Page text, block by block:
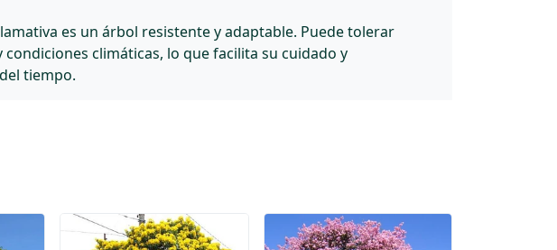
es un árbol resistente y adaptable. Puede tolerar
climáticas, lo que facilita su cuidado y
tiempo.